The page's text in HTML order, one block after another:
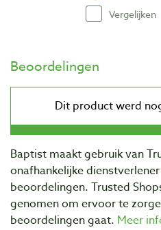
Vergelijken
Beoordelingen
Baptist maakt gebruik van
onafhankelijke
beoordelingen. Trusted
genomen om ervoor te
beoordelingen gaat. Meer